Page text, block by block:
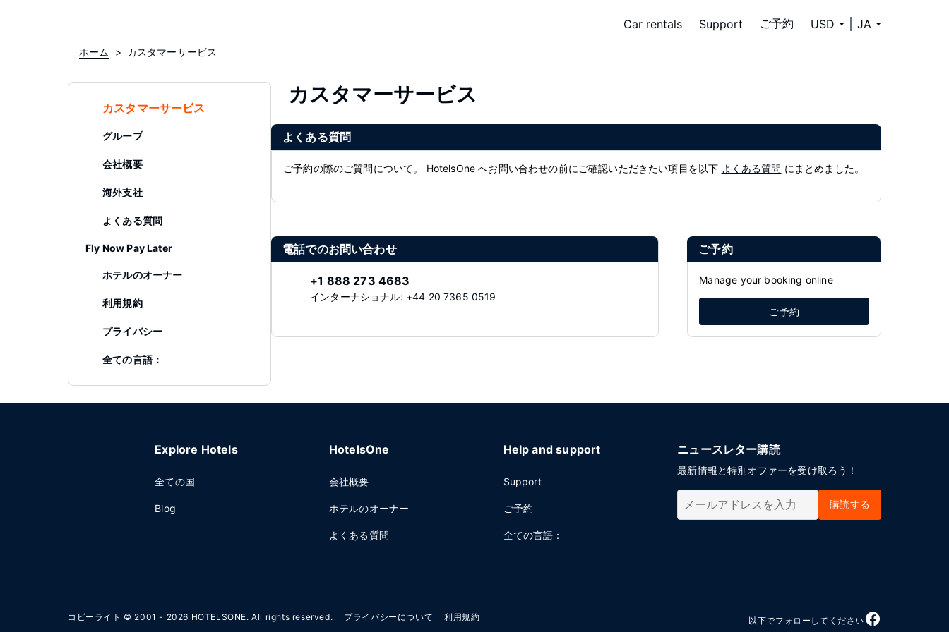
Car rentals Support ご予約 USD JA
ホーム カスタマーサービス
カスタマーサービス
グループ
会社概要
海外支社
よくある質問
Fly Now Pay Later
ホテルのオーナー
利用規約
プライバシー
全ての言語：
カスタマーサービス
よくある質問
ご予約の際のご質問について。 HotelsOne へお問い合わせの前にご確認いただきたい項目を以下 よくある質問 にまとめました。
電話でのお問い合わせ
+1 888 273 4683
インターナショナル: +44 20 7365 0519
ご予約
Manage your booking online
ご予約
Explore Hotels
全ての国
Blog
HotelsOne
会社概要
ホテルのオーナー
よくある質問
Help and support
Support
ご予約
全ての言語：
ニュースレター購読
最新情報と特別オファーを受け取ろう！
購読する
コピーライト © 2001 - 2026 HOTELSONE. All rights reserved. プライバシーについて 利用規約 以下でフォローしてください